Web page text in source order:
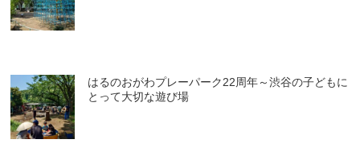
はるのおがわプレーパーク22周年～渋谷の子どもに
とって大切な遊び場